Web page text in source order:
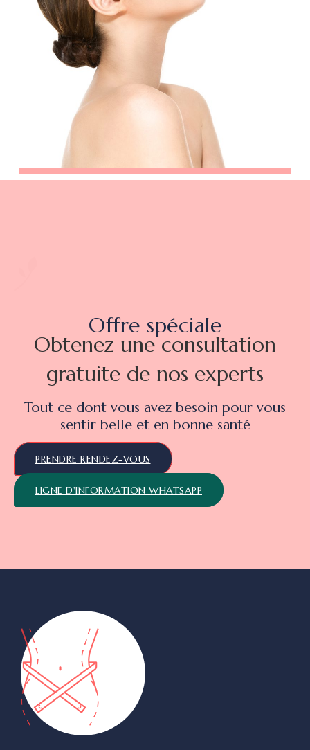
Offre spéciale
Obtenez une consultation
gratuite de nos experts
Tout ce dont vous avez besoin pour vous
sentir belle et en bonne santé
PRENDRE RENDEZ-VOUS
LIGNE D'INFORMATION WHATSAPP